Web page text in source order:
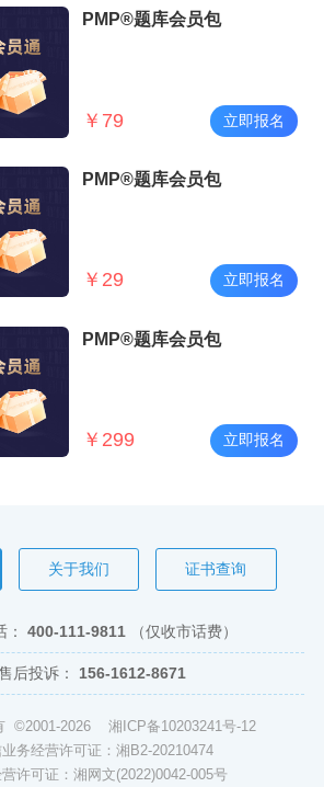
PMP®题库会员包
￥ 79 立即报名
PMP®题库会员包
￥ 29 立即报名
PMP®题库会员包
￥ 299 立即报名
关于我们 证书查询
： 400-111-9811 （仅收市话费）
后投诉： 156-1612-8671
©2001-2026 湘ICP备10203241号-12
务经营许可证：湘B2-20210474
许可证：湘网文(2022)0042-005号